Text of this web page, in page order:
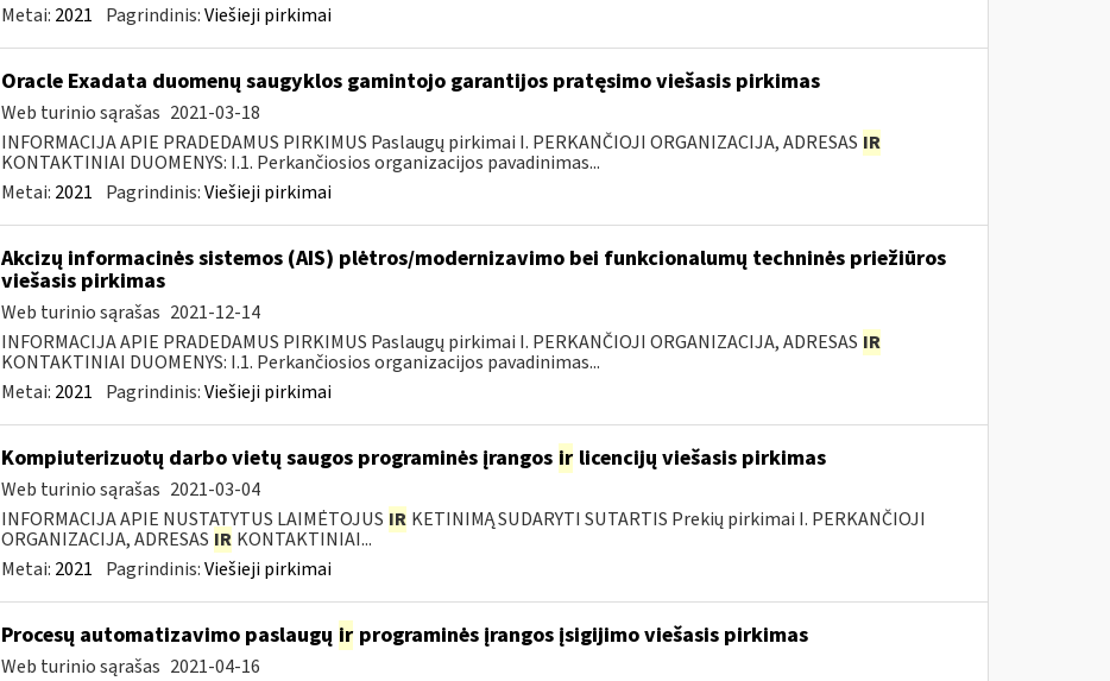
Metai: 2021 Pagrindinis:Viešieji pirkimai
Oracle Exadata duomenų saugyklos gamintojo garantijos pratęsimo viešasis pirkimas
Web turinio sąrašas 2021-03-18
INFORMACIJA APIE PRADEDAMUS PIRKIMUS Paslaugų pirkimai I. PERKANČIOJI ORGANIZACIJA, ADRESAS IR
KONTAKTINIAI DUOMENYS: I.1. Perkančiosios organizacijos pavadinimas...
Metai: 2021 Pagrindinis:Viešieji pirkimai
Akcizų informacinės sistemos (AIS) plėtros/modernizavimo bei funkcionalumų techninės priežiūros
viešasis pirkimas
Web turinio sąrašas 2021-12-14
INFORMACIJA APIE PRADEDAMUS PIRKIMUS Paslaugų pirkimai I. PERKANČIOJI ORGANIZACIJA, ADRESAS IR
KONTAKTINIAI DUOMENYS: I.1. Perkančiosios organizacijos pavadinimas...
Metai: 2021 Pagrindinis:Viešieji pirkimai
Kompiuterizuotų darbo vietų saugos programinės įrangos irlicencijų viešasis pirkimas
Web turinio sąrašas 2021-03-04
INFORMACIJA APIE NUSTATYTUS LAIMĖTOJUS IR KETINIMĄ SUDARYTI SUTARTIS Prekių pirkimai I. PERKANČIOJI
ORGANIZACIJA, ADRESAS IR KONTAKTINIAI...
Metai: 2021 Pagrindinis:Viešieji pirkimai
Procesų automatizavimo paslaugų irprograminės įrangos įsigijimo viešasis pirkimas
Web turinio sąrašas 2021-04-16